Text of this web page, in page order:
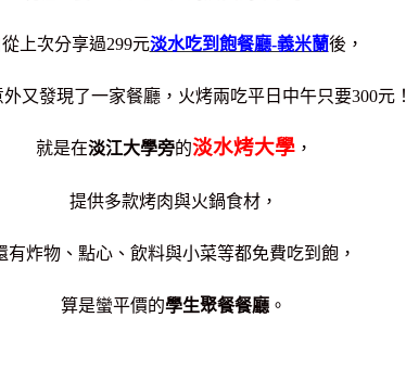
從上次分享過299元淡水吃到飽餐廳-義米蘭後，
又發現了一家餐廳，火烤兩吃平日中午只要300元！
就是在淡江大學旁的淡水烤大學，
提供多款烤肉與火鍋食材，
有炸物、點心、飲料與小菜等都免費吃到飽，
算是蠻平價的學生聚餐餐廳 。